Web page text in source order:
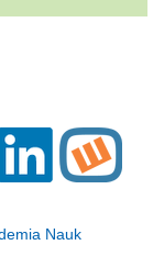
Nauk